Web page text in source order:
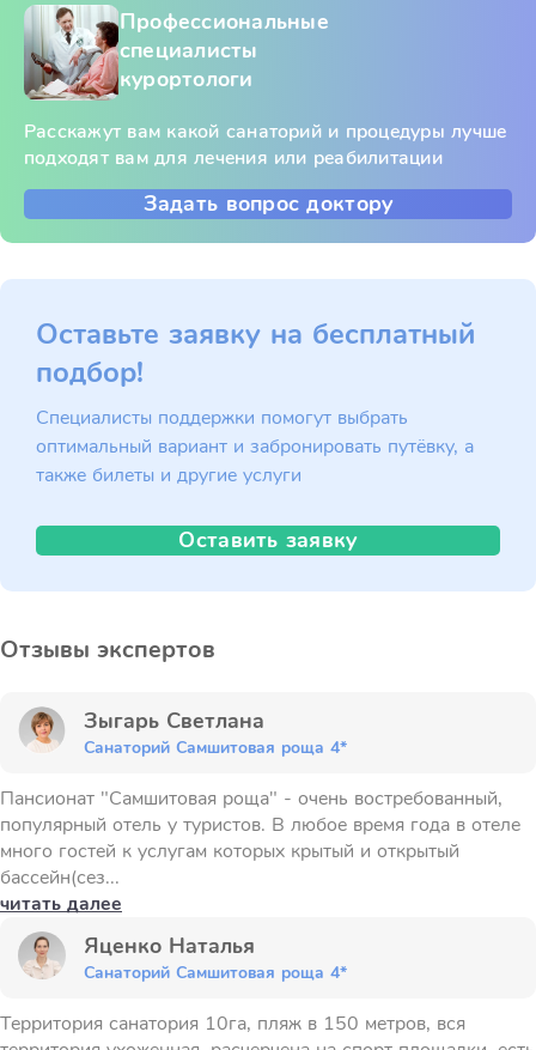
Профессиональные
специалисты
курортологи
Расскажут вам какой санаторий и процедуры лучше
подходят вам для лечения или реабилитации
Задать вопрос доктору
Оставьте заявку на бесплатный
подбор!
Специалисты поддержки помогут выбрать
оптимальный вариант и забронировать путёвку, а
также билеты и другие услуги
Оставить заявку
Отзывы экспертов
Зыгарь Светлана
Санаторий Самшитовая роща 4*
Пансионат "Самшитовая роща" - очень востребованный,
популярный отель у туристов. В любое время года в отеле
много гостей к услугам которых крытый и открытый
бассейн(сез...
читать далее
Яценко Наталья
Санаторий Самшитовая роща 4*
Территория санатория 10га, пляж в 150 метров, вся